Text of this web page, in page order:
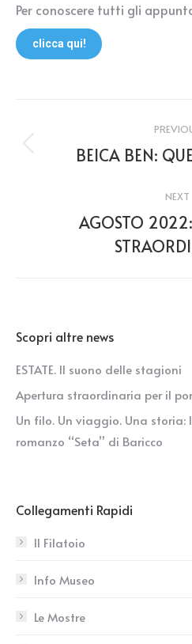
Per conoscere tutti gli
clicca qui!
navigation
BEICA BEN:
NEXT
AGOSTO
Scopri altre news
ESTATE. Il suono delle stagioni
Apertura straordinaria per il
Un filo. Un viaggio. Una storia:
romanzo “Seta” di Baricco
Collegamenti Rapidi
Il Filatoio
Info Museo
Le Mostre